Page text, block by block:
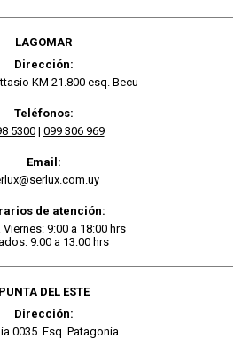
LAGOMAR
Dirección:
KM 21.800 esq. Becu
Teléfonos:
5300| 099 306 969
Email:
de atención:
Viernes: 9:00 a 18:00 hrs
9:00 a 13:00 hrs
PUNTA DEL ESTE
Dirección:
0035. Esq. Patagonia